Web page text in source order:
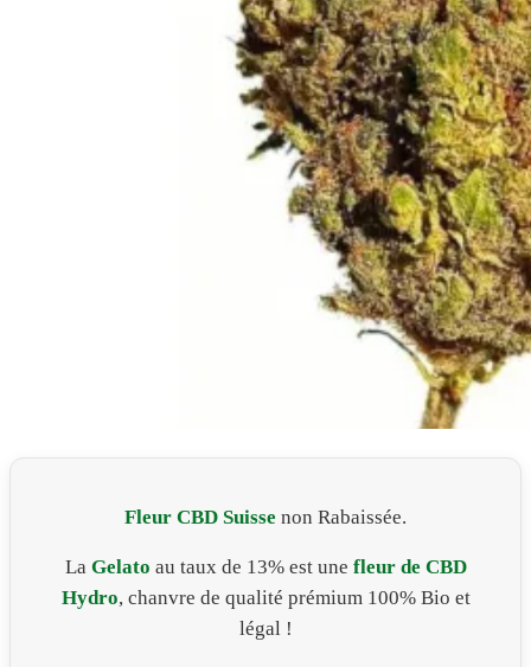
Fleur CBD Suisse non Rabaissée.
La Gelato au taux de 13% est une fleur de CBD
Hydro, chanvre de qualité prémium 100% Bio et
légal !